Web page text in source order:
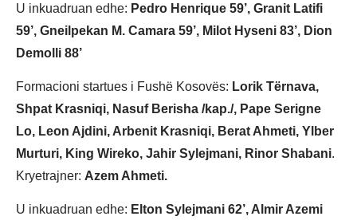
U inkuadruan edhe: Pedro Henrique 59’, Granit Latifi
59’, Gneilpekan M. Camara 59’, Milot Hyseni 83’, Dion
Demolli 88’
Formacioni startues i Fushë Kosovës: Lorik Tërnava,
Shpat Krasniqi, Nasuf Berisha /kap./, Pape Serigne
Lo, Leon Ajdini, Arbenit Krasniqi, Berat Ahmeti, Ylber
Murturi, King Wireko, Jahir Sylejmani, Rinor Shabani.
Kryetrajner: Azem Ahmeti.
U inkuadruan edhe: Elton Sylejmani 62’, Almir Azemi